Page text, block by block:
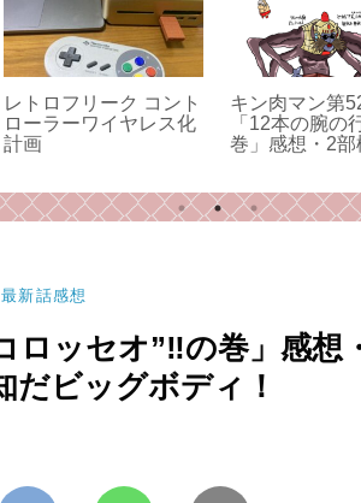
レトロフリーク コント
ローラーワイヤレス化
計画
キン肉マン第
「12本の腕の
巻」感想・2部
（毒成分強め
意）
新話感想
ロッセオ”‼︎の巻」感想
だビッグボディ！